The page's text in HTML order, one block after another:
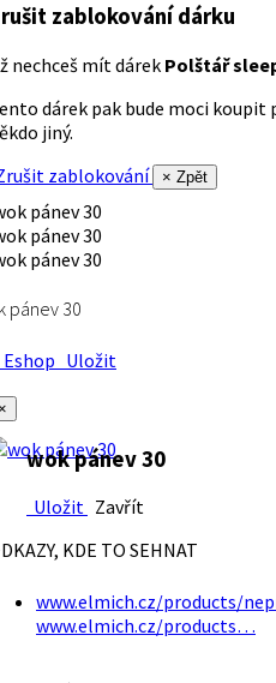
zablokování dárku
nechceš mít dárek Polštář
dárek pak bude moci koupit
jiný.
zablokování
× Zpět
pánev 30
Uložit
wok pánev 30
Uložit Zavřít
KDE TO SEHNAT
www.elmich.cz/products/
www.elmich.cz/products…